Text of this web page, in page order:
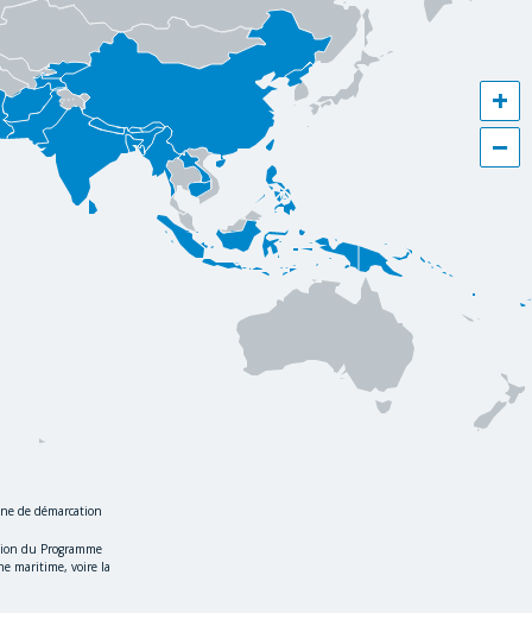
+
−
de démarcation
du Programme
maritime, voire la